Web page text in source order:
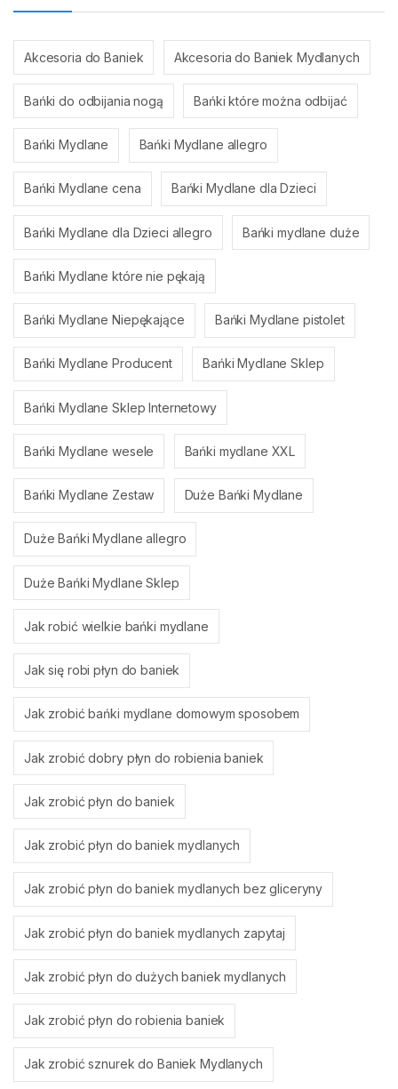
Akcesoria do Baniek Akcesoria do Baniek Mydlanych
Bańki do odbijania nogą Bańki które można odbijać
Bańki Mydlane Bańki Mydlane allegro
Bańki Mydlane cena Bańki Mydlane dla Dzieci
Bańki Mydlane dla Dzieci allegro Bańki mydlane duże
Bańki Mydlane które nie pękają
Bańki Mydlane Niepękające Bańki Mydlane pistolet
Bańki Mydlane Producent Bańki Mydlane Sklep
Bańki Mydlane Sklep Internetowy
Bańki Mydlane wesele Bańki mydlane XXL
Bańki Mydlane Zestaw Duże Bańki Mydlane
Duże Bańki Mydlane allegro
Duże Bańki Mydlane Sklep
Jak robić wielkie bańki mydlane
Jak się robi płyn do baniek
Jak zrobić bańki mydlane domowym sposobem
Jak zrobić dobry płyn do robienia baniek
Jak zrobić płyn do baniek
Jak zrobić płyn do baniek mydlanych
Jak zrobić płyn do baniek mydlanych bez gliceryny
Jak zrobić płyn do baniek mydlanych zapytaj
Jak zrobić płyn do dużych baniek mydlanych
Jak zrobić płyn do robienia baniek
Jak zrobić sznurek do Baniek Mydlanych